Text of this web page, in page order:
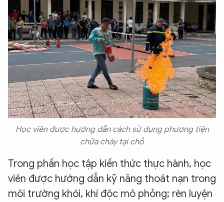
Học viên được hướng dẫn cách sử dụng phương tiện
chữa cháy tại chỗ
Trong phần học tập kiến thức thực hành, học
viên được hướng dẫn kỹ năng thoát nạn trong
môi trường khói, khí độc mô phỏng; rèn luyện